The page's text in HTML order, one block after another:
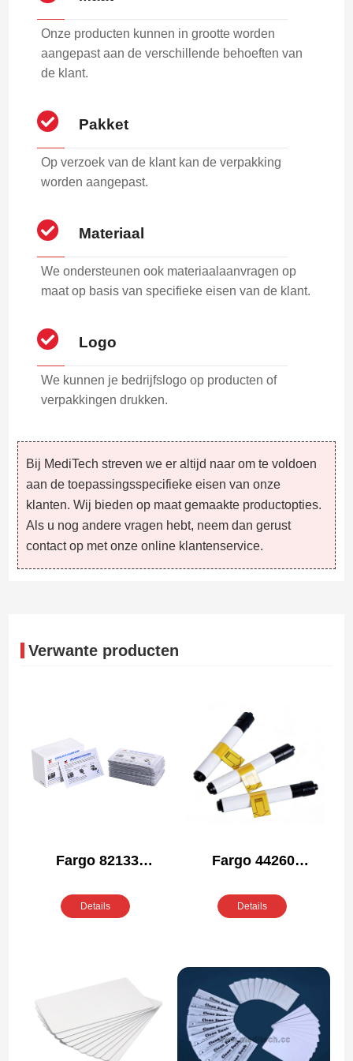
Onze producten kunnen in grootte worden
aangepast aan de verschillende behoeften van
de klant.
Pakket
Op verzoek van de klant kan de verpakking
worden aangepast.
Materiaal
We ondersteunen ook materiaalaanvragen op
maat op basis van specifieke eisen van de klant.
Logo
We kunnen je bedrijfslogo op producten of
verpakkingen drukken.
Bij MediTech streven we er altijd naar om te voldoen
aan de toepassingsspecifieke eisen van onze
klanten. Wij bieden op maat gemaakte productopties.
Als u nog andere vragen hebt, neem dan gerust
contact op met onze online klantenservice.
Verwante producten
Fargo 82133
Reinigingsset
Details
Fargo 44260
Reinigingsset
Details